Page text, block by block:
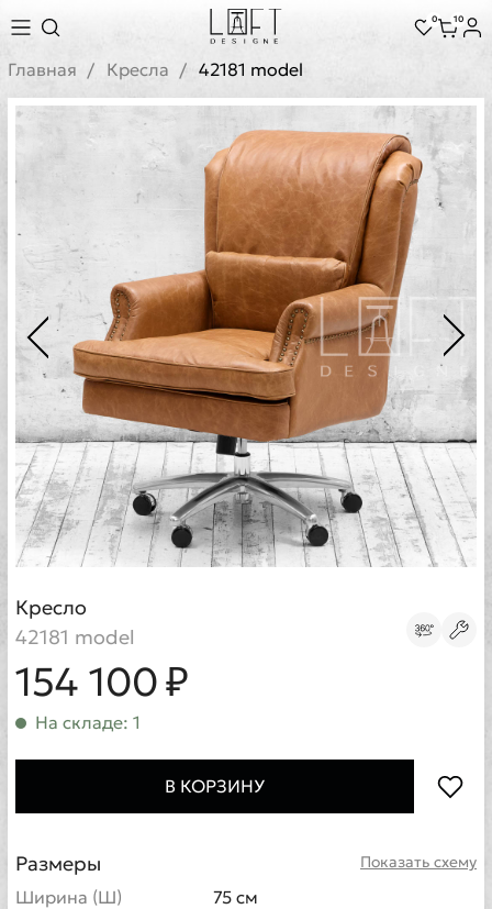
0 10
Главная Кресла 42181 model
Кресло
42181 model
154 100 ₽
На складе: 1
В КОРЗИНУ
Показать схему
Размеры
Ширина (Ш)
75 см